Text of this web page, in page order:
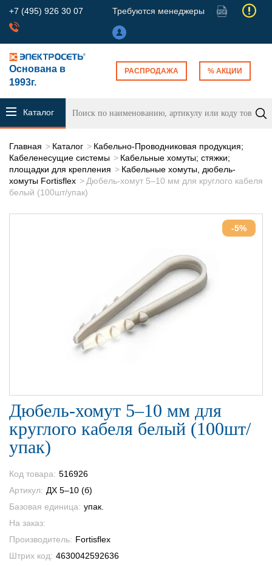
+7 (495) 926 30 07 Требуются менеджеры
Основана в
1993г.
РАСПРОДАЖА % АКЦИИ
Каталог
Главная Каталог
Кабельно-Проводниковая продукция;
Кабеленесущие системы
Кабельные хомуты; стяжки;
площадки для крепления
Кабельные хомуты, дюбель-
хомуты Fortisflex
Дюбель-хомут 5–10 мм для круглого кабеля
белый (100шт/упак)
-5%
Дюбель-хомут 5–10 мм для
круглого кабеля белый (100шт/
упак)
Код товара: 516926
Артикул: ДХ 5–10 (б)
Базовая единица: упак.
На заказ:
Производитель: Fortisflex
Штрих код: 4630042592636